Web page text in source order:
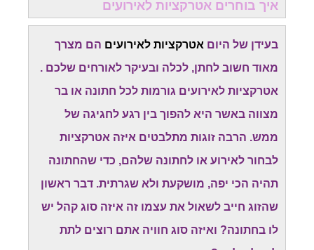
איך בוחרים אטרקציות לאירועים
בעידן של היום אטרקציות לאירועים הם מצרך
מאוד חשוב לחתן, לכלה ובעיקר לאורחים שלכם .
אטרקציות לאירועים גורמות לכל חתונה או בר
מצווה באשר היא להפוך בין רגע לחגיגה של
ממש. הרבה זוגות מתלבטים איזה אטרקציות
לבחור לאירוע או לחתונה שלהם, כדי שהחתונה
תהיה הכי יפה, מושקעת ולא שגרתית. דבר ראשון
שהזוג חייב לשאול את עצמו זה איזה סוג קהל יש
לו בחתונה? ואיזה סוג חוויה אתם רוצים לתת